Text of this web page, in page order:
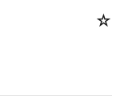
☆